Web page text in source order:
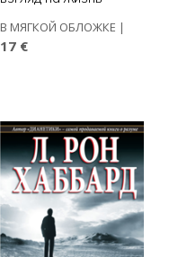
В МЯГКОЙ ОБЛОЖКЕ |
17 €